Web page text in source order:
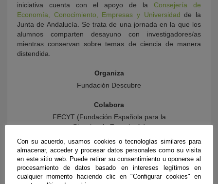
iniciativa cuenta con el apoyo de la Consejería de
Economía, Conocimiento, Empresas y Universidad de la
Junta de Andalucía. Se trata de una jornada en la que los
alumnos comparten desayuno con investigadores/as
mientras conservan sobre temas de ciencia de manera
distendida.
Organiza
Fundación Descubre
Colabora
FECYT (Fundación Española para la
Ciencia y la Tecnología)
Con su acuerdo, usamos cookies o tecnologías similares para
almacenar, acceder y procesar datos personales como su visita
en este sitio web. Puede retirar su consentimiento u oponerse al
procesamiento de datos basado en intereses legítimos en
cualquier momento haciendo clic en "Configurar cookies" en